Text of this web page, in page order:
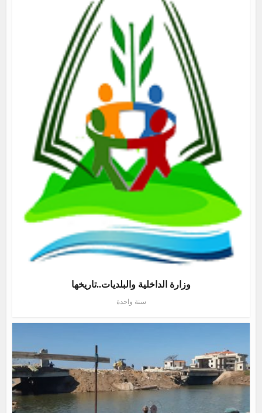
وزارة الداخلية والبلديات..تاريخها
سنة واحدة